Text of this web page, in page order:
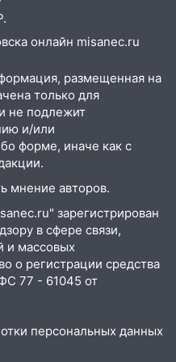
старые
на 7 августа в
на забег,
флота
прошлого своего
звезды
руководству
онлайн misanec.ru
размещенная на
только для
не подлежит
и/или
форме, иначе как с
мнение авторов.
зарегистрирован
в сфере связи,
и массовых
о регистрации средства
77 - 61045 от
персональных данных